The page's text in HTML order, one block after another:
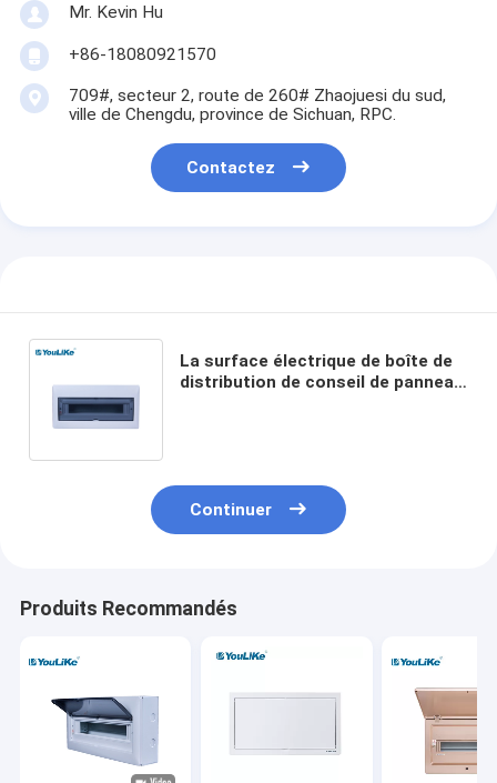
Mr. Kevin Hu
+86-18080921570
709#, secteur 2, route de 260# Zhaojuesi du sud,
ville de Chengdu, province de Sichuan, RPC.
Contactez
La surface électrique de boîte de
distribution de conseil de panneau
Continuer
Produits Recommandés